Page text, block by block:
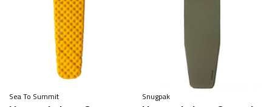
Sea To Summit Snugpak